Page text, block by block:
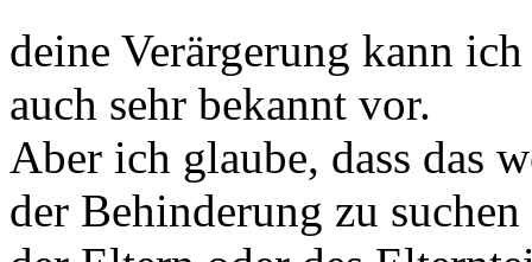
deine Verärgerung kann
auch sehr bekannt vor.
Aber ich glaube, dass das
der Behinderung zu